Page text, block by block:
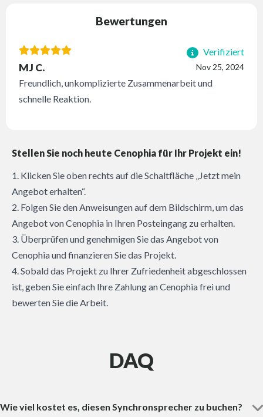
Bewertungen
Verifiziert
Nov 25, 2024
MJ C.
Freundlich, unkomplizierte Zusammenarbeit und
schnelle Reaktion.
Stellen Sie noch heute Cenophia für Ihr Projekt ein!
1. Klicken Sie oben rechts auf die Schaltfläche „Jetzt mein
Angebot erhalten“.
2. Folgen Sie den Anweisungen auf dem Bildschirm, um das
Angebot von Cenophia in Ihren Posteingang zu erhalten.
3. Überprüfen und genehmigen Sie das Angebot von
Cenophia und finanzieren Sie das Projekt.
4. Sobald das Projekt zu Ihrer Zufriedenheit abgeschlossen
ist, geben Sie einfach Ihre Zahlung an Cenophia frei und
bewerten Sie die Arbeit.
DAQ
Wie viel kostet es, diesen Synchronsprecher zu buchen?